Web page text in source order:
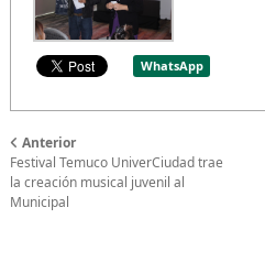
WhatsApp
Anterior
Festival Temuco UniverCiudad trae
la creación musical juvenil al
Municipal